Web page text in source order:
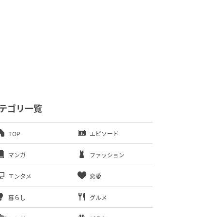
ゴリ一覧
TOP エピソード
マンガ ファッション
エンタメ 恋愛
暮らし グルメ